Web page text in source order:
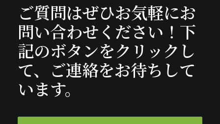
ご質問はぜひお気軽にお
問い合わせください！下
記のボタンをクリックし
て、ご連絡をお待ちして
います。